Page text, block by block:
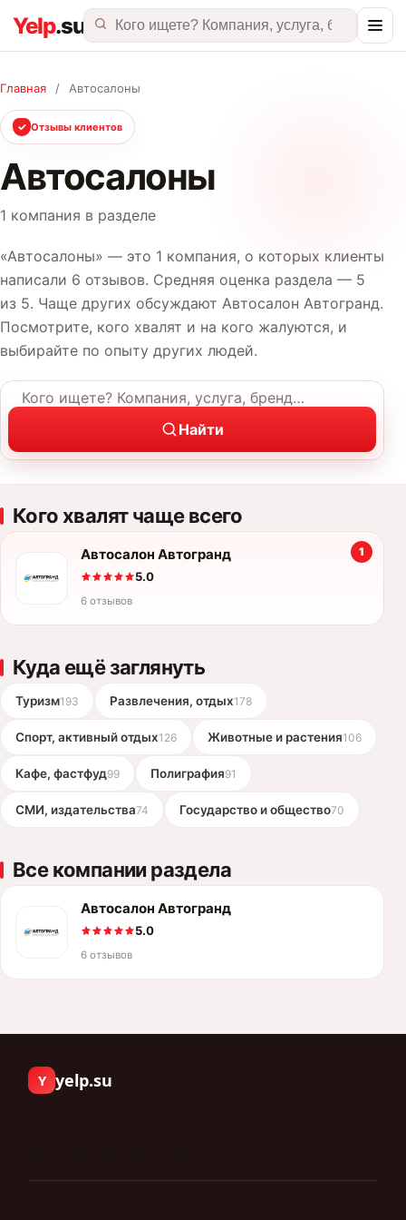
Главная / Автосалоны
✓ Отзывы клиентов
Автосалоны
1 компания в разделе
«Автосалоны» — это 1 компания, о которых клиенты
написали 6 отзывов. Средняя оценка раздела — 5
из 5. Чаще других обсуждают Автосалон Автогранд.
Посмотрите, кого хвалят и на кого жалуются, и
выбирайте по опыту других людей.
Название компании или услуга
Найти
Кого хвалят чаще всего
1
Автосалон Автогранд
5.0
6 отзывов
Куда ещё заглянуть
Туризм193 Развлечения, отдых178
Спорт, активный отдых126 Животные и растения106
Кафе, фастфуд99 Полиграфия91
СМИ, издательства74 Государство и общество70
Все компании раздела
Автосалон Автогранд
5.0
6 отзывов
Y yelp.su